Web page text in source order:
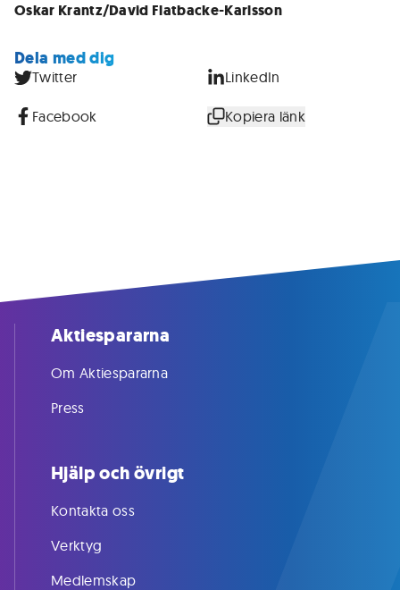
Oskar Krantz/David Flatbacke-Karlsson
Dela med dig
Twitter LinkedIn
Facebook Kopiera länk
Aktiespararna
Om Aktiespararna
Press
Hjälp och övrigt
Kontakta oss
Verktyg
Medlemskap